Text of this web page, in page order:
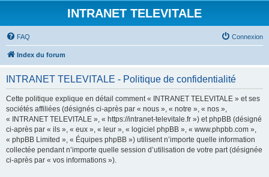
INTRANET TELEVITALE
FAQ Connexion
Index du forum
INTRANET TELEVITALE - Politique de confidentialité
Cette politique explique en détail comment « INTRANET TELEVITALE » et ses
sociétés affiliées (désignés ci-après par « nous », « notre », « nos »,
« INTRANET TELEVITALE », « https://intranet-televitale.fr ») et phpBB (désigné
ci-après par « ils », « eux », « leur », « logiciel phpBB », « www.phpbb.com »,
« phpBB Limited », « Équipes phpBB ») utilisent n’importe quelle information
collectée pendant n’importe quelle session d’utilisation de votre part (désignée
ci-après par « vos informations »).